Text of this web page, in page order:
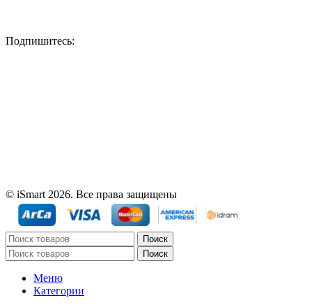
Подпишитесь:
© iSmart 2026. Все права защищены
Поиск
Поиск
Меню
Категории